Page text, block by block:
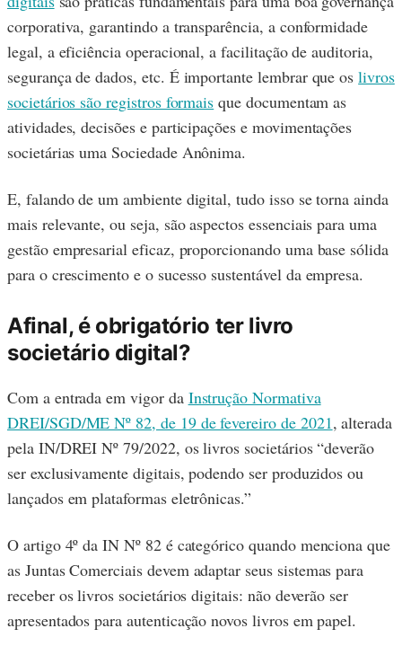
corporativa, garantindo a transparência, a conformidade
legal, a eficiência operacional, a facilitação de auditoria,
segurança de dados, etc. É importante lembrar que oslivros
societários são registros formais que documentam as
atividades, decisões e participações e movimentações
societárias uma Sociedade Anônima.
E, falando de um ambiente digital, tudo isso se torna ainda
mais relevante, ou seja, são aspectos essenciais para uma
gestão empresarial eficaz, proporcionando uma base sólida
para o crescimento e o sucesso sustentável da empresa.
Afinal, é obrigatório ter livro
societário digital?
Com a entrada em vigor da Instrução Normativa
DREI/SGD/ME Nº 82, de 19 de fevereiro de 2021, alterada
pela IN/DREI Nº 79/2022, os livros societários “deverão
ser exclusivamente digitais, podendo ser produzidos ou
lançados em plataformas eletrônicas.”
O artigo 4º da IN Nº 82 é categórico quando menciona que
as Juntas Comerciais devem adaptar seus sistemas para
receber os livros societários digitais: não deverão ser
apresentados para autenticação novos livros em papel.